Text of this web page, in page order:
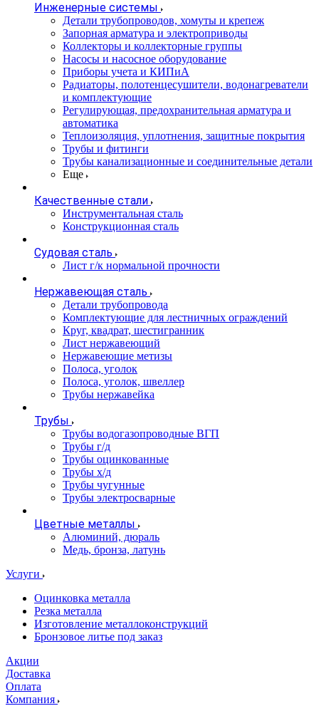
Инженерные системы
Детали трубопроводов, хомуты и крепеж
Запорная арматура и электроприводы
Коллекторы и коллекторные группы
Насосы и насосное оборудование
Приборы учета и КИПиА
Радиаторы, полотенцесушители, водонагреватели
и комплектующие
Регулирующая, предохранительная арматура и
автоматика
Теплоизоляция, уплотнения, защитные покрытия
Трубы и фитинги
Трубы канализационные и соединительные детали
Еще
Качественные стали
Инструментальная сталь
Конструкционная сталь
Судовая сталь
Лист г/к нормальной прочности
Нержавеющая сталь
Детали трубопровода
Комплектующие для лестничных ограждений
Круг, квадрат, шестигранник
Лист нержавеющий
Нержавеющие метизы
Полоса, уголок
Полоса, уголок, швеллер
Трубы нержавейка
Трубы
Трубы водогазопроводные ВГП
Трубы г/д
Трубы оцинкованные
Трубы х/д
Трубы чугунные
Трубы электросварные
Цветные металлы
Алюминий, дюраль
Медь, бронза, латунь
Услуги
Оцинковка металла
Резка металла
Изготовление металлоконструкций
Бронзовое литье под заказ
Акции
Доставка
Оплата
Компания